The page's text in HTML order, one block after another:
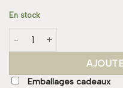
En stock
quantité de Boucle JANE
Emballages cadeaux